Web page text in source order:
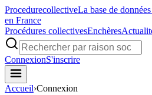
ProcedurecollectiveLa base de
en France
Procédures collectivesEnchères
ConnexionS'inscrire
Accueil›Connexion